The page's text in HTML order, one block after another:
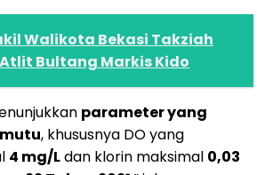
Walikota Bekasi Takziah
Bultang Markis Kido
parameter yang
, khususnya DO yang
4 mg/Ldan klorin maksimal 0,03